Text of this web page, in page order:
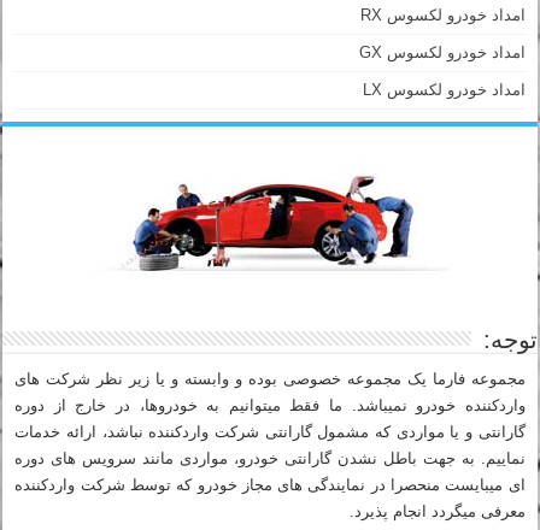
امداد خودرو لکسوس RX
امداد خودرو لکسوس GX
امداد خودرو لکسوس LX
توجه:
مجموعه فارما یک مجموعه خصوصی بوده و وابسته و یا زیر نظر شرکت های
واردکننده خودرو نمیباشد. ما فقط میتوانیم به خودروها، در خارج از دوره
گارانتی و یا مواردی که مشمول گارانتی شرکت واردکننده نباشد، ارائه خدمات
نماییم. به جهت باطل نشدن گارانتی خودرو، مواردی مانند سرویس های دوره
ای میبایست منحصرا در نمایندگی های مجاز خودرو که توسط شرکت واردکننده
معرفی میگردد انجام پذیرد.